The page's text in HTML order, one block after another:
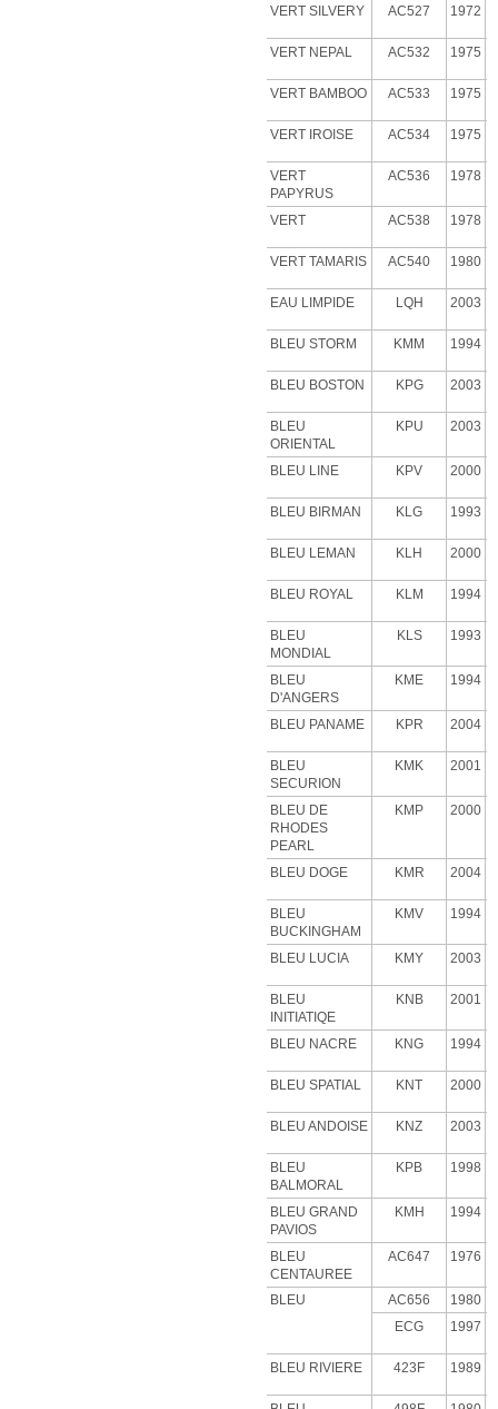
VERT SILVERY AC527 1972
VERT NEPAL AC532 1975
VERT BAMBOO AC533 1975
VERT IROISE AC534 1975
VERT
PAPYRUS
AC536 1978
VERT AC538 1978
VERT TAMARIS AC540 1980
EAU LIMPIDE LQH 2003
BLEU STORM KMM 1994
BLEU BOSTON KPG 2003
BLEU
ORIENTAL
KPU 2003
BLEU LINE KPV 2000
BLEU BIRMAN KLG 1993
BLEU LEMAN KLH 2000
BLEU ROYAL KLM 1994
BLEU
MONDIAL
KLS 1993
BLEU
D'ANGERS
KME 1994
BLEU PANAME KPR 2004
BLEU
SECURION
KMK 2001
BLEU DE
RHODES
PEARL
KMP 2000
BLEU DOGE KMR 2004
BLEU
BUCKINGHAM
KMV 1994
BLEU LUCIA KMY 2003
BLEU
INITIATIQE
KNB 2001
BLEU NACRE KNG 1994
BLEU SPATIAL KNT 2000
BLEU ANDOISE KNZ 2003
BLEU
BALMORAL
KPB 1998
BLEU GRAND
PAVIOS
KMH 1994
BLEU
CENTAUREE
AC647 1976
BLEU AC656 1980
ECG
1997
BLEU RIVIERE 423F 1989